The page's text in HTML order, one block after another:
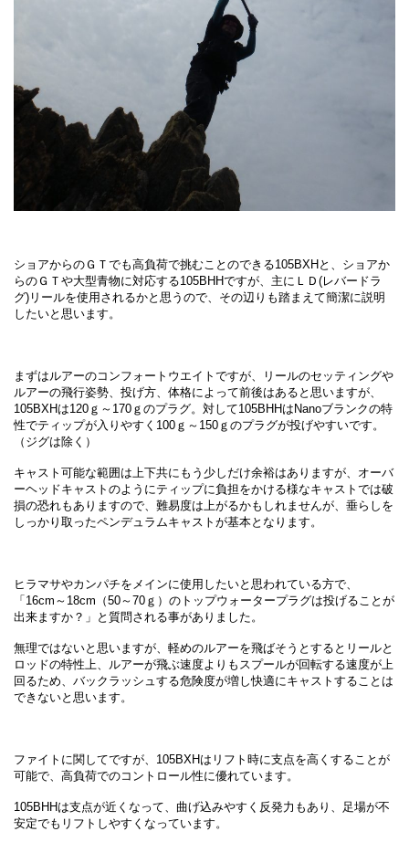
ショアからのＧＴでも高負荷で挑むことのできる105BXHと、ショアか
らのＧＴや大型青物に対応する105BHHですが、主にＬＤ(レバードラ
グ)リールを使用されるかと思うので、その辺りも踏まえて簡潔に説明
したいと思います。
まずはルアーのコンフォートウエイトですが、リールのセッティングや
ルアーの飛行姿勢、投げ方、体格によって前後はあると思いますが、
105BXHは120ｇ～170ｇのプラグ。対して105BHHはNanoブランクの特
性でティップが入りやすく100ｇ～150ｇのプラグが投げやすいです。
（ジグは除く）
キャスト可能な範囲は上下共にもう少しだけ余裕はありますが、オーバ
ーヘッドキャストのようにティップに負担をかける様なキャストでは破
損の恐れもありますので、難易度は上がるかもしれませんが、垂らしを
しっかり取ったペンデュラムキャストが基本となります。
ヒラマサやカンパチをメインに使用したいと思われている方で、
「16cm～18cm（50～70ｇ）のトップウォータープラグは投げることが
出来ますか？」と質問される事がありました。
無理ではないと思いますが、軽めのルアーを飛ばそうとするとリールと
ロッドの特性上、ルアーが飛ぶ速度よりもスプールが回転する速度が上
回るため、バックラッシュする危険度が増し快適にキャストすることは
できないと思います。
ファイトに関してですが、105BXHはリフト時に支点を高くすることが
可能で、高負荷でのコントロール性に優れています。
105BHHは支点が近くなって、曲げ込みやすく反発力もあり、足場が不
安定でもリフトしやすくなっています。